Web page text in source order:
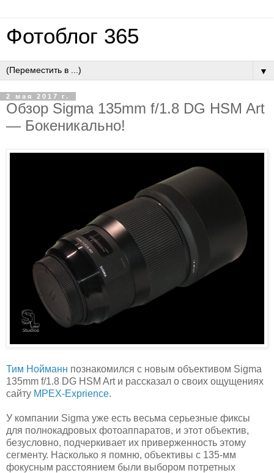
Фотоблог 365
▼
2 мая 2017 г.
Обзор Sigma 135mm f/1.8 DG HSM Art
— Бокеникально!
Тим Нойманн познакомился с новым объективом Sigma
135mm f/1.8 DG HSM Art и рассказал о своих ощущениях
сайту MPEX-Exprience.
У компании Sigma уже есть весьма серьезные фиксы
для полнокадровых фотоаппаратов, и этот объектив,
безусловно, подчеркивает их приверженность этому
сегменту. Насколько я помню, объективы с 135-мм
фокусным расстоянием были выбором потретных